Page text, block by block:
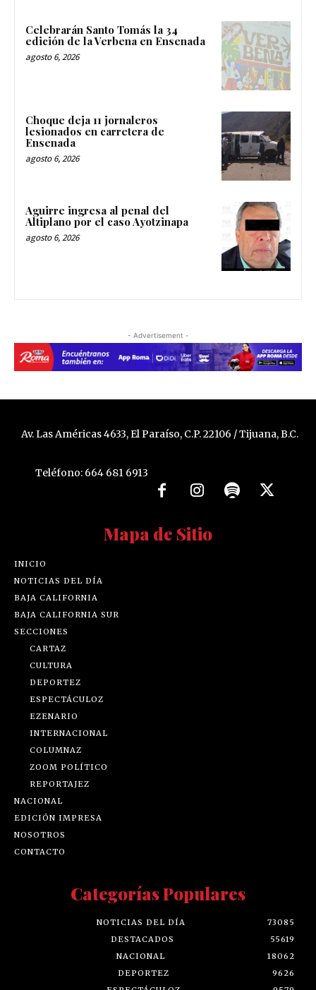
Celebrarán Santo Tomás la 34
edición de la Verbena en Ensenada
agosto 6, 2026
Choque deja 11 jornaleros
lesionados en carretera de
Ensenada
agosto 6, 2026
Aguirre ingresa al penal del
Altiplano por el caso Ayotzinapa
agosto 6, 2026
- Advertisement -
Av. Las Américas 4633, El Paraíso, C.P. 22106 / Tijuana, B.C.
Teléfono: 664 681 6913
Mapa de Sitio
INICIO
NOTICIAS DEL DÍA
BAJA CALIFORNIA
BAJA CALIFORNIA SUR
SECCIONES
CARTAZ
CULTURA
DEPORTEZ
ESPECTÁCULOZ
EZENARIO
INTERNACIONAL
COLUMNAZ
ZOOM POLÍTICO
REPORTAJEZ
NACIONAL
EDICIÓN IMPRESA
NOSOTROS
CONTACTO
Categorías Populares
NOTICIAS DEL DÍA
73085
DESTACADOS
55619
NACIONAL
18062
DEPORTEZ
9626